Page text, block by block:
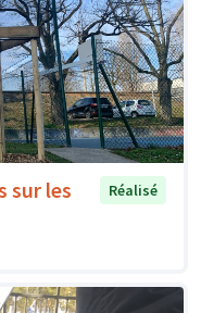
sur les
Réalisé